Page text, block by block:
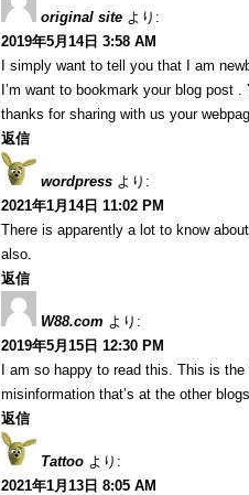
original site より:
2019年5月14日 3:58 AM
I simply want to tell you that I am
I’m want to bookmark your blog post
thanks for sharing with us your
返信
wordpress より:
2021年1月14日 11:02 PM
There is apparently a lot to know
also.
返信
W88.com より:
2019年5月15日 12:30 PM
I am so happy to read this. This is
misinformation that’s at the other
返信
Tattoo より:
2021年1月13日 8:05 AM